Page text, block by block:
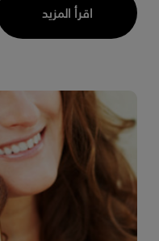
اقرأ المزيد